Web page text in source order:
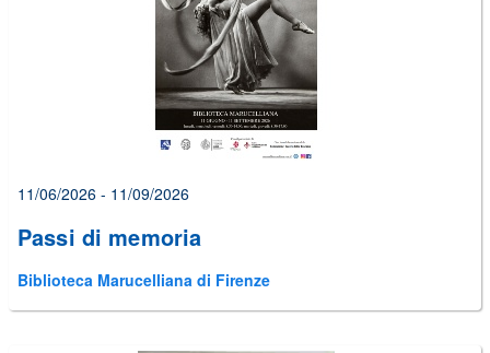
11/06/2026 - 11/09/2026
Passi di memoria
Biblioteca Marucelliana di Firenze